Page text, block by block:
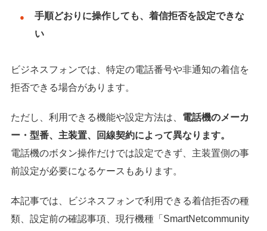
手順どおりに操作しても、着信拒否を設定できな
い
ビジネスフォンでは、特定の電話番号や非通知の着信を
拒否できる場合があります。
ただし、利用できる機能や設定方法は、 電話機のメーカ
ー・型番、主装置、回線契約によって異なります。
電話機のボタン操作だけでは設定できず、主装置側の事
前設定が必要になるケースもあります。
本記事では、ビジネスフォンで利用できる着信拒否の種
類、設定前の確認事項、現行機種「SmartNetcommunity